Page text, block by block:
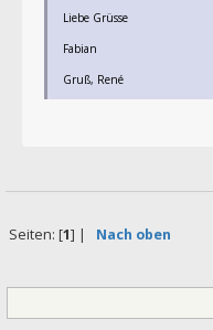
Liebe Grüsse
Fabian
Gruß, René
Seiten: [1] | Nach oben